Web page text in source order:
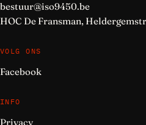
bestuur@iso9450.be
HOC De Fransman,
VOLG ONS
Facebook
INFO
Privacy